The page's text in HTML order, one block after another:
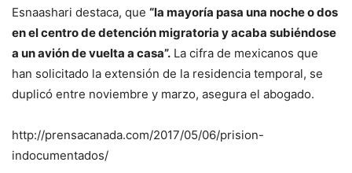
Esnaashari destaca, que “la mayoría pasa una noche o dos
en el centro de detención migratoria y acaba subiéndose
a un avión de vuelta a casa”. La cifra de mexicanos que
han solicitado la extensión de la residencia temporal, se
duplicó entre noviembre y marzo, asegura el abogado.
http://prensacanada.com/2017/05/06/prision-
indocumentados/